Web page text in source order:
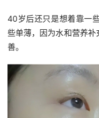
40岁后还只是想着靠一
些单薄，因为水和营养
善。